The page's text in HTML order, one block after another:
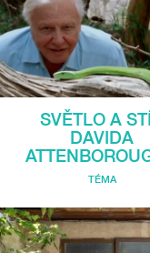
SVĚTLO A
DAVIDA
TÉMA